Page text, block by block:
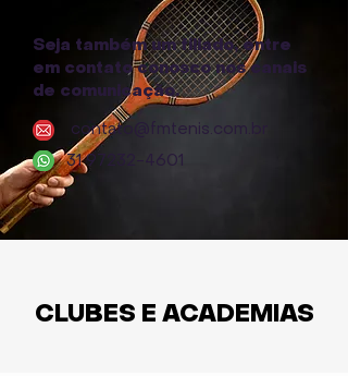
Seja também um filiado, entre
em contato conosco nos canais
de comunicação.
contato@fmtenis.com.br
31 97232-4601
CLUBES E ACADEMIAS